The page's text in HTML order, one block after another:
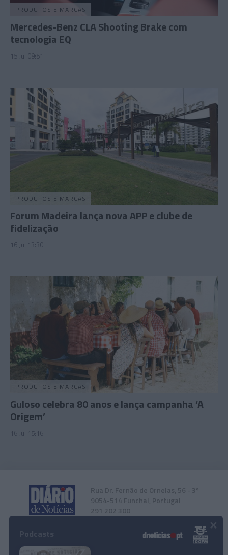
PRODUTOS E MARCAS
Mercedes-Benz CLA Shooting Brake com
tecnologia EQ
15 Jul 09:51
PRODUTOS E MARCAS
Forum Madeira lança nova APP e clube de
fidelização
16 Jul 13:30
PRODUTOS E MARCAS
Guloso celebra 80 anos e lança campanha ‘A
Origem’
16 Jul 15:16
Rua Dr. Fernão de Ornelas, 56 - 3º
9054-514 Funchal, Portugal
291 202 300
Instale a nossa App ×